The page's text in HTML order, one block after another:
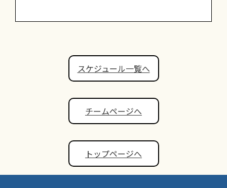
スケジュール一覧へ
チームページへ
トップページへ